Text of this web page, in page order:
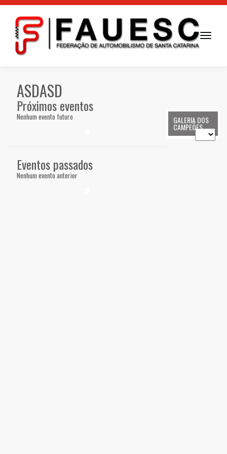
Toggle
ASDASD
Próximos eventos
Nenhum evento futuro
Eventos passados
Nenhum evento anterior
GALERIA DOS
CAMPEÕES